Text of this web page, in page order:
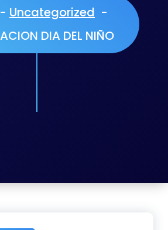
- Uncategorized -
DIA DEL NIÑO